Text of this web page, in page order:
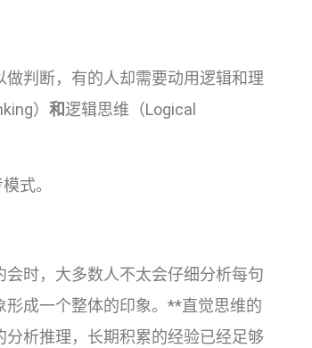
判断，有的人却需要动用逻辑和理
） 和逻辑思维（Logical
式。
时，大多数人不太会仔细分析每句
成一个整体的印象。**直觉思维的
析推理，长期积累的经验已经足够